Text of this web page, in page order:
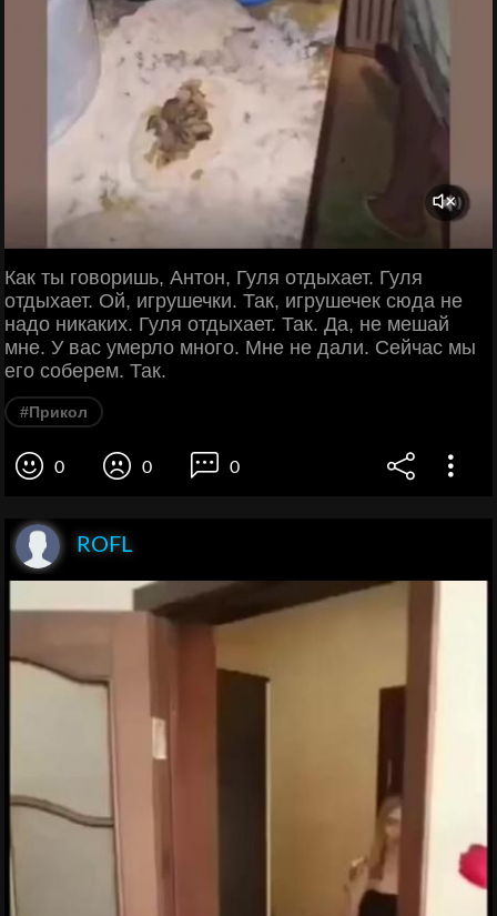
Как ты говоришь, Антон, Гуля отдыхает. Гуля
отдыхает. Ой, игрушечки. Так, игрушечек сюда не
надо никаких. Гуля отдыхает. Так. Да, не мешай
мне. У вас умерло много. Мне не дали. Сейчас мы
его соберем. Так.
#Прикол
0 0 0
ROFL